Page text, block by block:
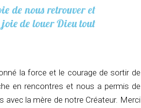
de nous retrouver et
de louer Dieu tout
la force et le courage de sortir de
en rencontres et nous a permis de
avec la mère de notre Créateur. Merci